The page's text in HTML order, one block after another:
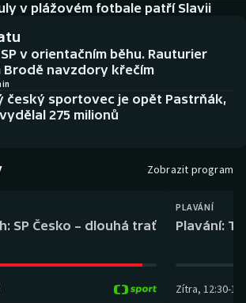
v plážovém fotbale patří Slavii
v orientačním běhu. Rauturier
Brodě navzdory křečím
český sportovec je opět Pastrňák,
275 milionů
Zobrazit program
SP Česko – dlouhá trať
PLAVÁNÍ
Plavání:
Zítra, 12:30-